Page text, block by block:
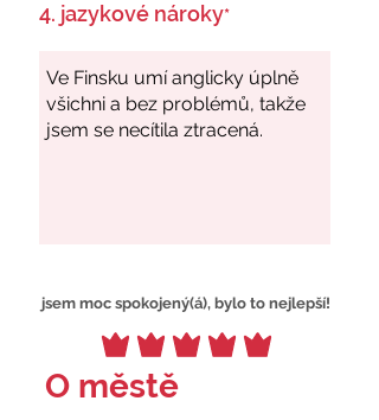
4. jazykové nároky*
jsem moc spokojený(á), bylo to nejlepší!
O městě